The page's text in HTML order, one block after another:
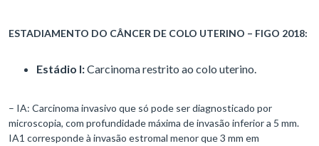
ESTADIAMENTO DO CÂNCER DE COLO UTERINO – FIGO 2018:
Estádio I:Carcinoma restrito ao colo uterino.
– IA: Carcinoma invasivo que só pode ser diagnosticado por
microscopia, com profundidade máxima de invasão inferior a 5 mm.
IA1 corresponde à invasão estromal menor que 3 mm em